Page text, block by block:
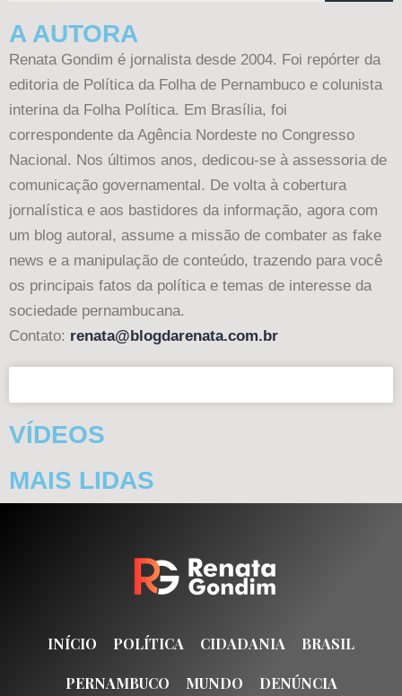
A AUTORA
Renata Gondim é jornalista desde 2004. Foi repórter da
editoria de Política da Folha de Pernambuco e colunista
interina da Folha Política. Em Brasília, foi
correspondente da Agência Nordeste no Congresso
Nacional. Nos últimos anos, dedicou-se à assessoria de
comunicação governamental. De volta à cobertura
jornalística e aos bastidores da informação, agora com
um blog autoral, assume a missão de combater as fake
news e a manipulação de conteúdo, trazendo para você
os principais fatos da política e temas de interesse da
sociedade pernambucana.
Contato: renata@blogdarenata.com.br
VÍDEOS
MAIS LIDAS
INÍCIO POLÍTICA CIDADANIA BRASIL
PERNAMBUCO MUNDO DENÚNCIA